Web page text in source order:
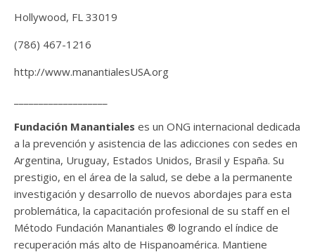
Hollywood, FL 33019
(786) 467-1216
http://www.manantialesUSA.org
Fundación Manantiales es un ONG internacional dedicada
a la prevención y asistencia de las adicciones con sedes en
Argentina, Uruguay, Estados Unidos, Brasil y España. Su
prestigio, en el área de la salud, se debe a la permanente
investigación y desarrollo de nuevos abordajes para esta
problemática, la capacitación profesional de su staff en el
Método Fundación Manantiales ® logrando el índice de
recuperación más alto de Hispanoamérica. Mantiene